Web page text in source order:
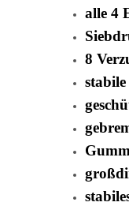
alle 4
8